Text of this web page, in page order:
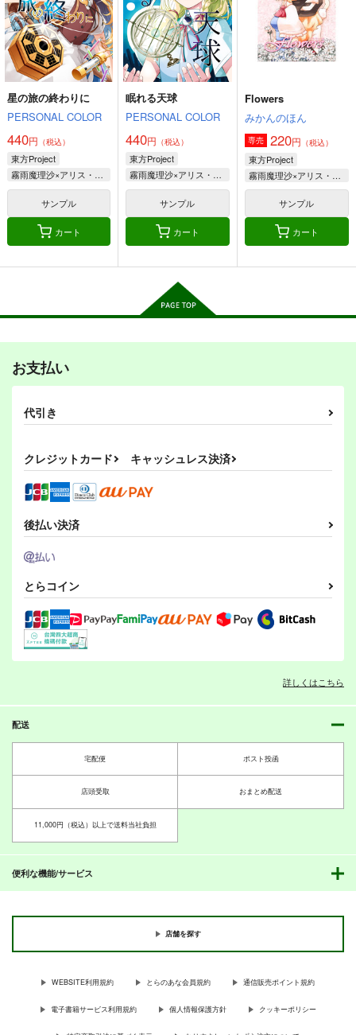
そんなこんなで、
ジギザギ
専売 330円 （税込）
霧雨魔理沙
豊聡耳神子
サンプル
カート
ファンタズマゴリア飯
～縁つづき～
ジギザギ
専売 440円（税込）
東方Project
本居小鈴
ルーミア
サンプル
カート
ファンタズマゴリア飯
ジギザギ
宇佐見蓮子
犬走椛
サンプル
カート
間より
770円（税込）
サンプル
カート
東方Project風-心非公
東方Project
東風谷早苗
古明地こいし
嗣子の渦の目の中で
PERSONAL COLOR
東方Project非公式
胡玉書厨
雲居一輪
サンプル
嗣子の渦の目の中で
PERSONAL COLOR
サンプル
そして秘封になった後
（税込）
東方Project 秘封倶楽部
深淵に落つ
（税込）
東方Project
霧雨魔理沙×アリス
カート
書に殉ず
PERSONAL COLOR
（税込）
東方Project
レミリア×パチュリー
PERSONAL COLOR
440円（税込）
サンプル
カート
サンプル
PERSONAL COLOR
鹿目まどか
サンプル
その頁を越えて
PERSONAL COLOR
東方Project
霧雨魔理沙
暁美さん家のエイミー
魔法少女まどかマギカ
暁美ほむら×鹿目まどか
その旋律を覚えている
PERSONAL COLOR
東方Project 秘封倶楽部
霧雨魔理沙×アリス
サンプル
作品詳細
霧雨魔理沙×アリス
サンプル
作品詳細
霧雨魔理沙×アリス
サンプル
作品詳細
440円（税込）
サンプル
ひそやかな砂のなかで
PERSONAL COLOR
440円（税込） 550円
レミリア×パチュリー
そして秘封になった後
PERSONAL COLOR
550円（税込）
サンプル
神社になわばりが出来
るまで
660円（税込）
サンプル
廻国の海
PERSONAL COLOR
サンプル
（税込）
る
PERSONAL COLOR
レミパチェ
660円（税込）
星の旅の終わりに
PERSONAL COLOR
440円 （税込）
東方Project
霧雨魔理沙×アリス・マーガトロイド
サンプル
カート
眠れる天球
PERSONAL COLOR
440円 （税込）
東方Project
霧雨魔理沙×アリス・マーガトロイド
サンプル
カート
Flowers
みかんのほん
専売 220円 （税込）
東方Project
霧雨魔理沙×アリス・マーガトロイド
サンプル
カート
お支払い
代引き
クレジットカード キャッシュレス決済
後払い決済
とらコイン
詳しくはこちら
配送
宅配便 ポスト投函
店頭受取 おまとめ配送
11,000円（税込）以上で送料当社負担
便利な機能/サービス
店舗を探す
WEBSITE利用規約 とらのあな会員規約 通信販売ポイント規約
電子書籍サービス利用規約 個人情報保護方針 クッキーポリシー